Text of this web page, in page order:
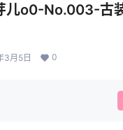
儿o0-No.003-古
3月5日 0